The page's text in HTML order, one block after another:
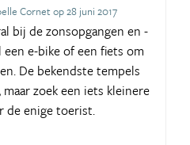
Cornet op 28 juni 2017
bij de zonsopgangen en -
e-bike of een fiets om
De bekendste tempels
zoek een iets kleinere
de enige toerist.